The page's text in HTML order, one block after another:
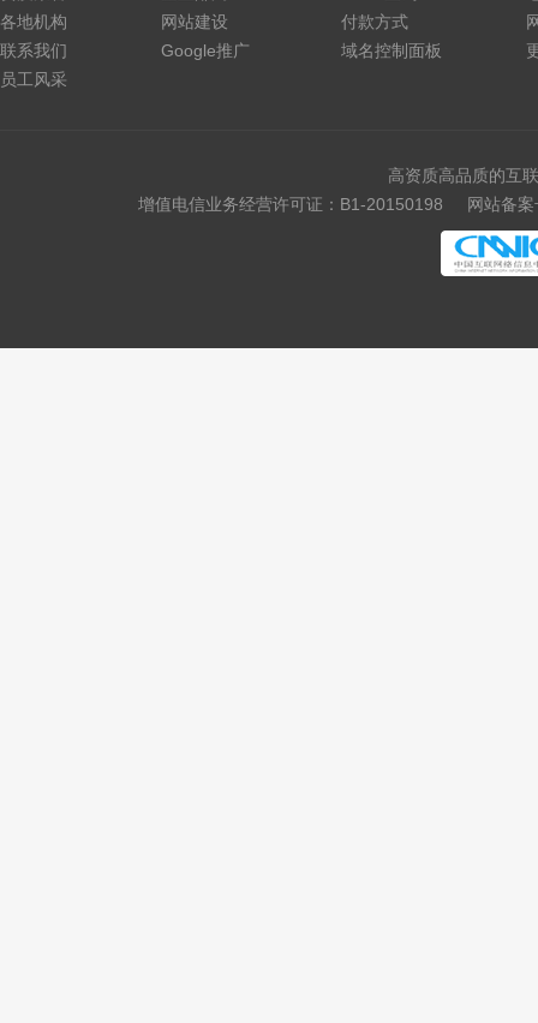
各地机构
联系我们
员工风采
网站建设
Google推广
付款方式
域名控制面板
高资质高品质的互
增值电信业务经营许可证：B1-20150198
网站备